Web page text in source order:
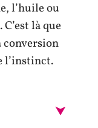
l’huile ou
là que
conversion
l’instinct.